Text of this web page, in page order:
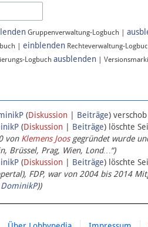
Gruppenverwaltung-Logbuch |
| einblenden Rechteverwaltung-
Logbuch ausblenden |
(Diskussion | Beiträge)
(Diskussion | Beiträge) löschte
von Klemens Joosgegründet wurde
Brüssel, Prag, Wien, Lond…“)
(Diskussion | Beiträge) löschte
FDP, war von 2004 bis 2014
DominikP))